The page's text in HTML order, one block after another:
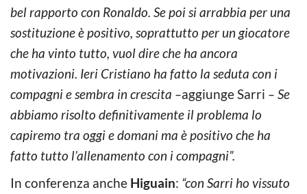
bel rapporto con Ronaldo. Se poi si arrabbia per una
sostituzione è positivo, soprattutto per un giocatore
che ha vinto tutto, vuol dire che ha ancora
motivazioni. Ieri Cristiano ha fatto la seduta con i
compagni e sembra in crescita –aggiunge Sarri – Se
abbiamo risolto definitivamente il problema lo
capiremo tra oggi e domani ma è positivo che ha
fatto tutto l’allenamento con i compagni”.
In conferenza anche Higuain: “con Sarri ho vissuto